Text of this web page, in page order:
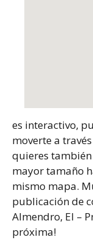
es interactivo,
moverte a
quieres
mayor tamaño
mismo mapa.
publicación de
Almendro, El –
próxima!